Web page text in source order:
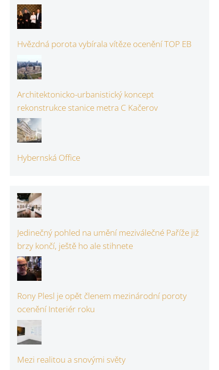
Hvězdná porota vybírala vítěze ocenění TOP EB
Architektonicko-urbanistický koncept
rekonstrukce stanice metra C Kačerov
Hybernská Office
Jedinečný pohled na umění meziválečné Paříže již
brzy končí, ještě ho ale stihnete
Rony Plesl je opět členem mezinárodní poroty
ocenění Interiér roku
Mezi realitou a snovými světy